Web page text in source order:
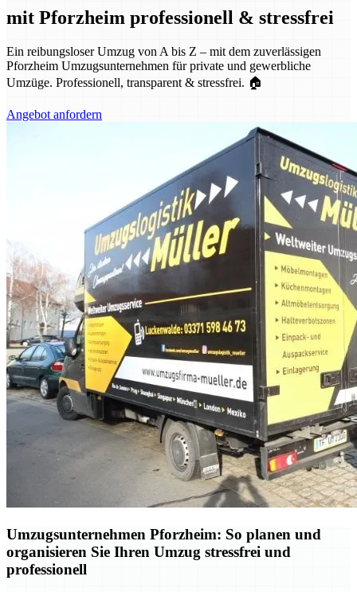
mit Pforzheim professionell & stressfrei
Ein reibungsloser Umzug von A bis Z – mit dem zuverlässigen
Pforzheim Umzugsunternehmen für private und gewerbliche
Umzüge. Professionell, transparent & stressfrei. 🏠
Angebot anfordern
Umzugsunternehmen Pforzheim: So planen und
organisieren Sie Ihren Umzug stressfrei und
professionell